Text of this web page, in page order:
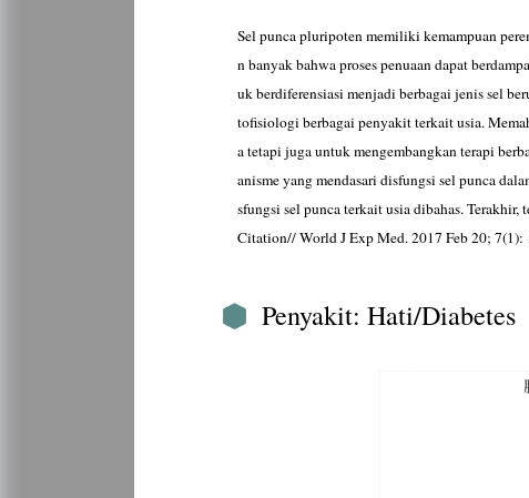
Sel punca pluripoten memiliki kemampuan
n banyak bahwa proses penuaan dapat
uk berdiferensiasi menjadi berbagai jenis sel
tofisiologi berbagai penyakit terkait usia.
a tetapi juga untuk mengembangkan terapi
anisme yang mendasari disfungsi sel punca
sfungsi sel punca terkait usia dibahas.
Citation// World J Exp Med. 2017 Feb 20;
Penyakit: Hati/Diabetes